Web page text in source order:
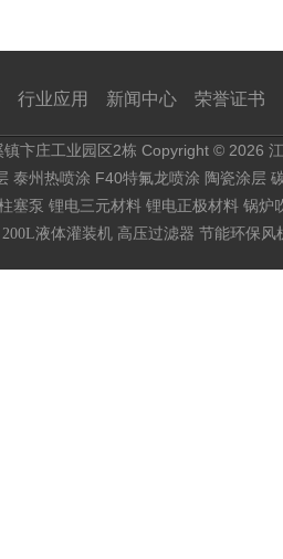
行业应用 新闻中心 荣誉证书
镇卞庄工业园区2栋 Copyright © 2026
泰州热喷涂 F40特氟龙喷涂 陶瓷涂层
塞泵 锂电三元材料 锂电正极材料 锅
200L液体灌装机 高压过滤器 节能环保风